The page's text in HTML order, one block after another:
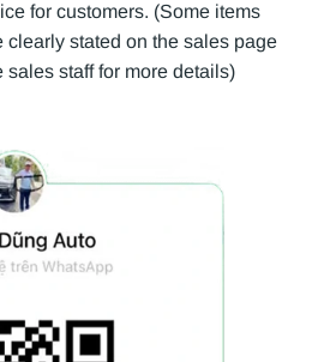
for customers. (Some items
clearly stated on the sales page
sales staff for more details)